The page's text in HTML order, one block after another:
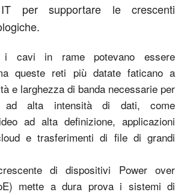
IT per supportare le crescenti
i cavi in rame potevano essere
queste reti più datate faticano a
e larghezza di banda necessarie per
ad alta intensità di dati, come
ad alta definizione, applicazioni
e trasferimenti di file di grandi
di dispositivi Power over
mette a dura prova i sistemi di